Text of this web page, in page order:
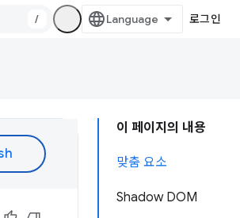
/ 로그인
이 페이지의 내용
맞춤 요소
Shadow DOM